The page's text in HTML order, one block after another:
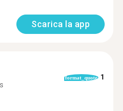
Scarica la app
format_quote 1